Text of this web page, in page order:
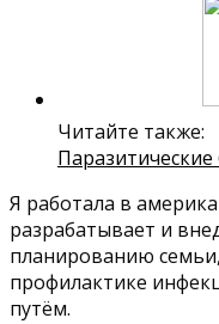
Читайте также:
Я работала в
разрабатывает и
планированию
профилактике
путём.